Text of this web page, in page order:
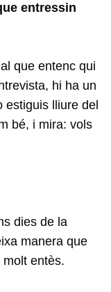
entressin
que entenc qui
hi ha un
estiguis lliure del
bé, i mira: vols
dies de la
manera que
molt entès.